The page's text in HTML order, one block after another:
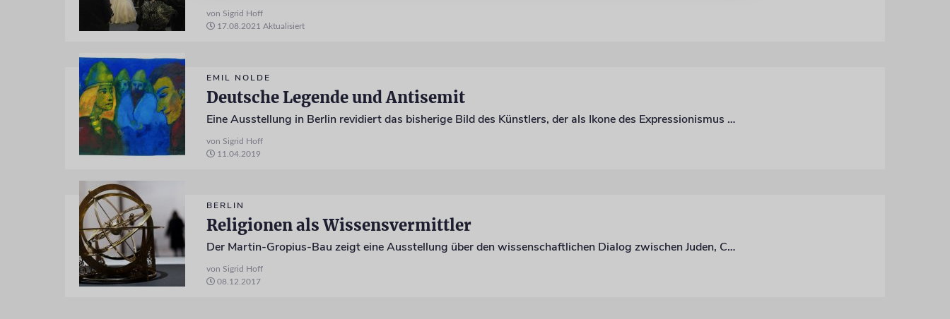
von Sigrid Hoff
17.08.2021 Aktualisiert
EMIL NOLDE
Deutsche Legende und Antisemit
Eine Ausstellung in Berlin revidiert das bisherige Bild des Künstlers, der als Ikone des Expressionismus gilt
von Sigrid Hoff
11.04.2019
BERLIN
Religionen als Wissensvermittler
Der Martin-Gropius-Bau zeigt eine Ausstellung über den wissenschaftlichen Dialog zwischen Juden, Christen und Muslimen
von Sigrid Hoff
08.12.2017